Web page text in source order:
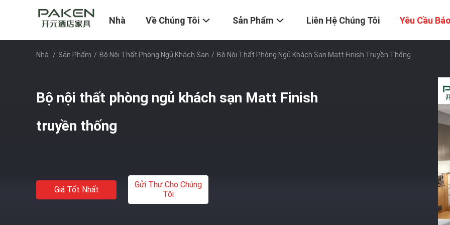
Nhà Về Chúng Tôi Sản Phẩm Liên Hệ Chúng Tôi Yêu Cầu
Nhà / Sản Phẩm / Bộ Nội Thất Phòng Ngủ Khách Sạn / Bộ Nội Thất Phòng Ngủ Khách Sạn Matt Finish Truyền Thống
Bộ nội thất phòng ngủ khách sạn Matt Finish
truyền thống
Giá Tốt Nhất
Gửi Thư Cho Chúng
Tôi